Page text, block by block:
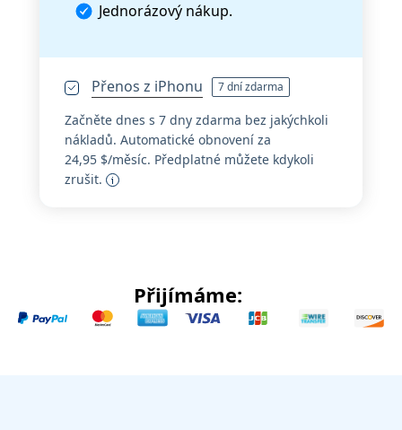
Jednorázový nákup.
Přenos z iPhonu 7 dní zdarma
Začněte dnes s 7 dny zdarma bez jakýchkoli
nákladů. Automatické obnovení za
24,95 $/měsíc. Předplatné můžete kdykoli
zrušit.
Přijímáme: